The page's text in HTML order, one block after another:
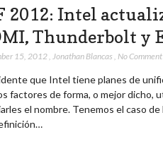
2012: Intel
Thunderbolt y
15, 2012, Jonathan Blancas , No Comment
que Intel tiene planes de
factores de forma, o mejor dicho,
el nombre. Tenemos el caso